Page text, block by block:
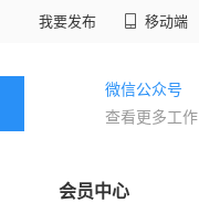
我要发布 移动端
微信公众号
查看更多工作
会员中心